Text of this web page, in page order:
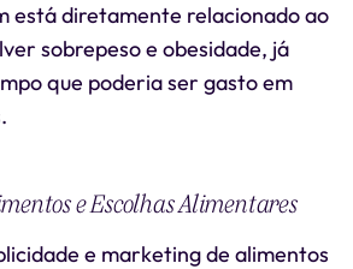
está diretamente relacionado ao
sobrepeso e obesidade, já
que poderia ser gasto em
e Escolhas Alimentares
e marketing de alimentos